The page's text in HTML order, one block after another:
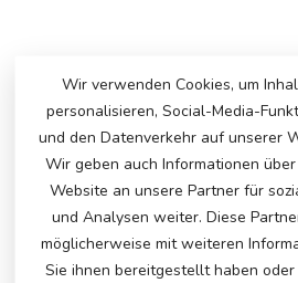
Wir verwenden Cookies, um
personalisieren, Social-Media-
und den Datenverkehr auf unserer
Wir geben auch Informationen
Website an unsere Partner für
und Analysen weiter. Diese
möglicherweise mit weiteren
Sie ihnen bereitgestellt haben